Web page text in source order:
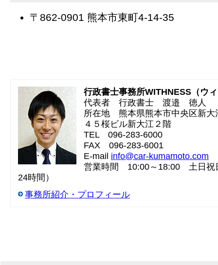
〒862-0901 熊本市東町4-14-35
行政書士事務所WITHNESS（ウ
代表者 行政書士 渡邉 徳人
所在地 熊本県熊本市中央区新大
４５桜ビル新大江２階
TEL 096-283-6000
FAX 096-283-6001
E-mail info@car-kumamoto.com
営業時間 10:00～18:00 土日祝
24時間）
事務所紹介・プロフィール